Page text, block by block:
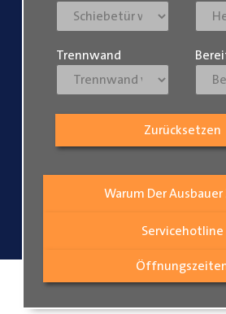
Warum Der Ausbauer
Servicehotline
Trennwand
Zurücksetzen